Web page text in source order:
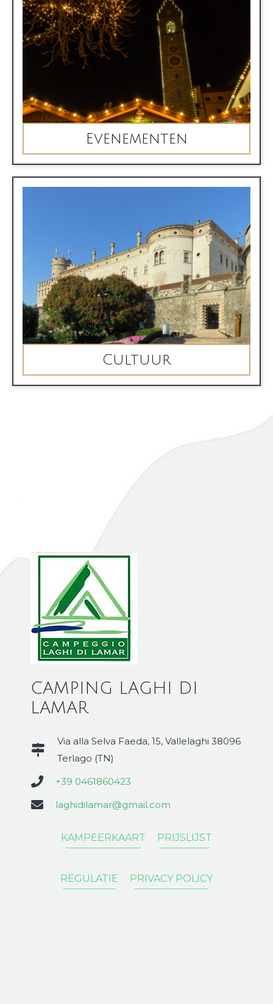
Evenementen
Cultuur
CAMPING LAGHI DI
LAMAR
Via alla Selva Faeda, 15, Vallelaghi 38096
Terlago (TN)
+39 0461860423
laghidilamar@gmail.com
KAMPEERKAART PRIJSLIJST
REGULATIE PRIVACY POLICY